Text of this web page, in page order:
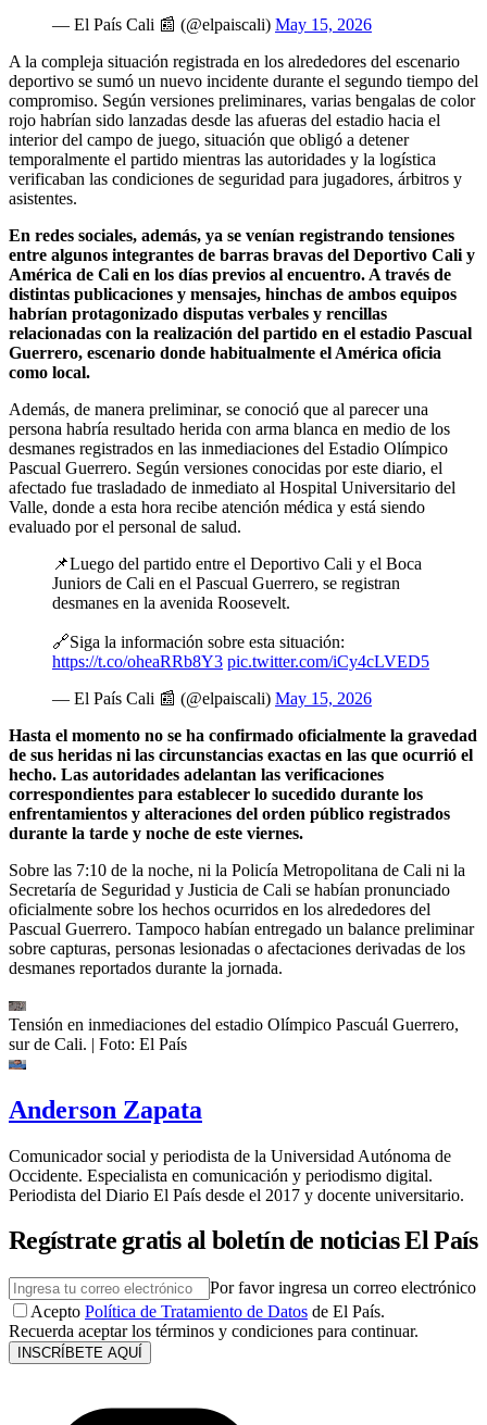
— El País Cali 📰 (@elpaiscali) May 15, 2026
A la compleja situación registrada en los alrededores del escenario
deportivo se sumó un nuevo incidente durante el segundo tiempo del
compromiso. Según versiones preliminares, varias bengalas de color
rojo habrían sido lanzadas desde las afueras del estadio hacia el
interior del campo de juego, situación que obligó a detener
temporalmente el partido mientras las autoridades y la logística
verificaban las condiciones de seguridad para jugadores, árbitros y
asistentes.
En redes sociales, además, ya se venían registrando tensiones
entre algunos integrantes de barras bravas del Deportivo Cali y
América de Cali en los días previos al encuentro. A través de
distintas publicaciones y mensajes, hinchas de ambos equipos
habrían protagonizado disputas verbales y rencillas
relacionadas con la realización del partido en el estadio Pascual
Guerrero, escenario donde habitualmente el América oficia
como local.
Además, de manera preliminar, se conoció que al parecer una
persona habría resultado herida con arma blanca en medio de los
desmanes registrados en las inmediaciones del Estadio Olímpico
Pascual Guerrero. Según versiones conocidas por este diario, el
afectado fue trasladado de inmediato al Hospital Universitario del
Valle, donde a esta hora recibe atención médica y está siendo
evaluado por el personal de salud.
📌Luego del partido entre el Deportivo Cali y el Boca
Juniors de Cali en el Pascual Guerrero, se registran
desmanes en la avenida Roosevelt.
🔗Siga la información sobre esta situación:
https://t.co/oheaRRb8Y3 pic.twitter.com/iCy4cLVED5
— El País Cali 📰 (@elpaiscali) May 15, 2026
Hasta el momento no se ha confirmado oficialmente la gravedad
de sus heridas ni las circunstancias exactas en las que ocurrió el
hecho. Las autoridades adelantan las verificaciones
correspondientes para establecer lo sucedido durante los
enfrentamientos y alteraciones del orden público registrados
durante la tarde y noche de este viernes.
Sobre las 7:10 de la noche, ni la Policía Metropolitana de Cali ni la
Secretaría de Seguridad y Justicia de Cali se habían pronunciado
oficialmente sobre los hechos ocurridos en los alrededores del
Pascual Guerrero. Tampoco habían entregado un balance preliminar
sobre capturas, personas lesionadas o afectaciones derivadas de los
desmanes reportados durante la jornada.
Tensión en inmediaciones del estadio Olímpico Pascuál Guerrero,
sur de Cali. | Foto: El País
Anderson Zapata
Comunicador social y periodista de la Universidad Autónoma de
Occidente. Especialista en comunicación y periodismo digital.
Periodista del Diario El País desde el 2017 y docente universitario.
Regístrate gratis al boletín de noticias El País
Por favor ingresa un correo electrónico
Acepto Política de Tratamiento de Datos de El País.
Recuerda aceptar los términos y condiciones para continuar.
INSCRÍBETE AQUÍ